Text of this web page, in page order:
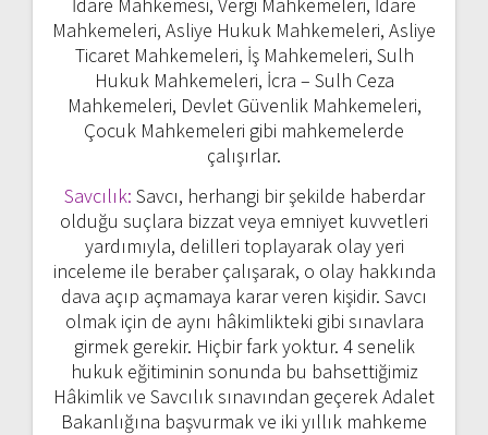
Mahkemeleri, Asliye Hukuk Mahkemeleri, Asliye
Ticaret Mahkemeleri, İş Mahkemeleri, Sulh
Hukuk Mahkemeleri, İcra – Sulh Ceza
Mahkemeleri, Devlet Güvenlik Mahkemeleri,
Çocuk Mahkemeleri gibi mahkemelerde
çalışırlar.
Savcılık: Savcı, herhangi bir şekilde haberdar
olduğu suçlara bizzat veya emniyet kuvvetleri
yardımıyla, delilleri toplayarak olay yeri
inceleme ile beraber çalışarak, o olay hakkında
dava açıp açmamaya karar veren kişidir. Savcı
olmak için de aynı hâkimlikteki gibi sınavlara
girmek gerekir. Hiçbir fark yoktur. 4 senelik
hukuk eğitiminin sonunda bu bahsettiğimiz
Hâkimlik ve Savcılık sınavından geçerek Adalet
Bakanlığına başvurmak ve iki yıllık mahkeme